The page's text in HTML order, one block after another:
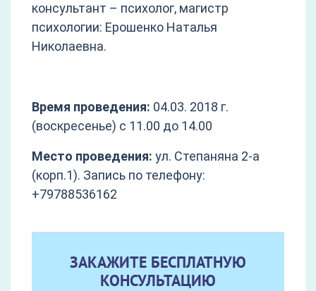
консультант – психолог, магистр
психологии: Ерошенко Наталья
Николаевна.
Время проведения: 04.03. 2018 г.
(воскресенье) с 11.00 до 14.00
Место проведения: ул. Степаняна 2-а
(корп.1). Запись по телефону:
+79788536162
ЗАКАЖИТЕ БЕСПЛАТНУЮ
КОНСУЛЬТАЦИЮ